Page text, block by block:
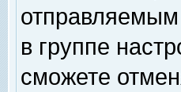
в группе
сможете